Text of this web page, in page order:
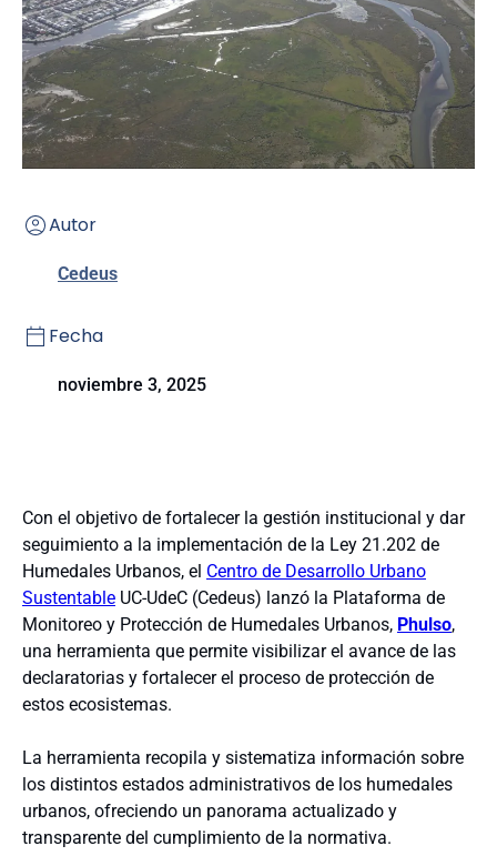
Autor
Cedeus
Fecha
noviembre 3, 2025
Con el objetivo de fortalecer la gestión institucional y dar
seguimiento a la implementación de la Ley 21.202 de
Humedales Urbanos, el Centro de Desarrollo Urbano
Sustentable UC-UdeC (Cedeus) lanzó la Plataforma de
Monitoreo y Protección de Humedales Urbanos, Phulso,
una herramienta que permite visibilizar el avance de las
declaratorias y fortalecer el proceso de protección de
estos ecosistemas.
La herramienta recopila y sistematiza información sobre
los distintos estados administrativos de los humedales
urbanos, ofreciendo un panorama actualizado y
transparente del cumplimiento de la normativa.